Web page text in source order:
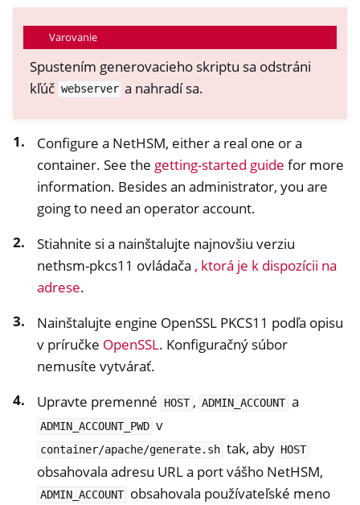
Varovanie
Spustením generovacieho skriptu sa odstráni
kľúč webserver a nahradí sa.
Configure a NetHSM, either a real one or a
container. See the getting-started guide for more
information. Besides an administrator, you are
going to need an operator account.
Stiahnite si a nainštalujte najnovšiu verziu
nethsm-pkcs11 ovládača , ktorá je k dispozícii na
adrese.
Nainštalujte engine OpenSSL PKCS11 podľa opisu
v príručke OpenSSL. Konfiguračný súbor
nemusíte vytvárať.
Upravte premenné
HOST , ADMIN_ACCOUNT a
ADMIN_ACCOUNT_PWD v
container/apache/generate.sh tak, aby HOST
obsahovala adresu URL a port vášho NetHSM,
ADMIN_ACCOUNT obsahovala používateľské meno